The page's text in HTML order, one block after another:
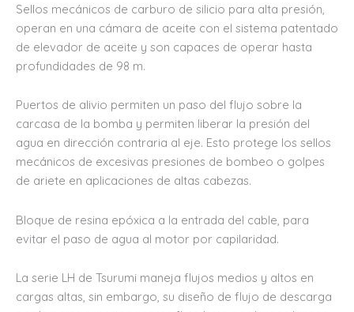
Sellos mecánicos de carburo de silicio para alta presión,
operan en una cámara de aceite con el sistema patentado
de elevador de aceite y son capaces de operar hasta
profundidades de 98 m.
Puertos de alivio permiten un paso del flujo sobre la
carcasa de la bomba y permiten liberar la presión del
agua en dirección contraria al eje. Esto protege los sellos
mecánicos de excesivas presiones de bombeo o golpes
de ariete en aplicaciones de altas cabezas.
Bloque de resina epóxica a la entrada del cable, para
evitar el paso de agua al motor por capilaridad.
La serie LH de Tsurumi maneja flujos medios y altos en
cargas altas, sin embargo, su diseño de flujo de descarga